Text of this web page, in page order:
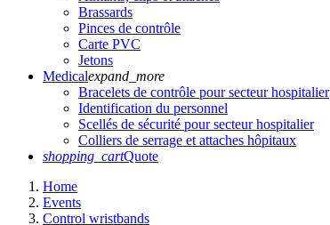
Brassards
Pinces de contrôle
Carte PVC
Jetons
Medicalexpand_more
Bracelets de contrôle pour secteur hospitalier
Identification du personnel
Scellés de sécurité pour secteur hospitalier
Colliers de serrage et attaches hôpitaux
shopping_cartQuote
Home
Events
Control wristbands